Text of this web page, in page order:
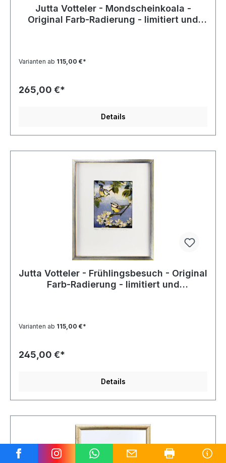
Jutta Votteler - Mondscheinkoala -
Original Farb-Radierung - limitiert und
Varianten ab 115,00 €*
265,00 €*
Details
Jutta Votteler - Frühlingsbesuch - Original
Farb-Radierung - limitiert und
Varianten ab 115,00 €*
245,00 €*
Details